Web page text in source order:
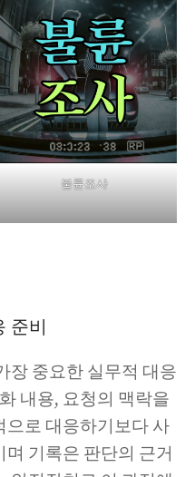
불륜조사
준비
장 중요한 실무적 대응
내용, 요청의 맥락을
으로 대응하기보다 사
기록은 판단의 근거